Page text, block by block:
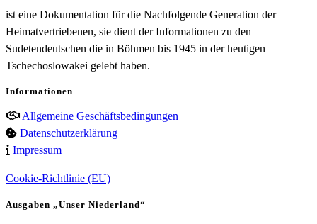
ist eine Dokumentation für die Nachfolgende Generation der
Heimatvertriebenen, sie dient der Informationen zu den
Sudetendeutschen die in Böhmen bis 1945 in der heutigen
Tschechoslowakei gelebt haben.
Informationen
Allgemeine Geschäftsbedingungen
Datenschutzerklärung
Impressum
Cookie-Richtlinie (EU)
Ausgaben „Unser Niederland“